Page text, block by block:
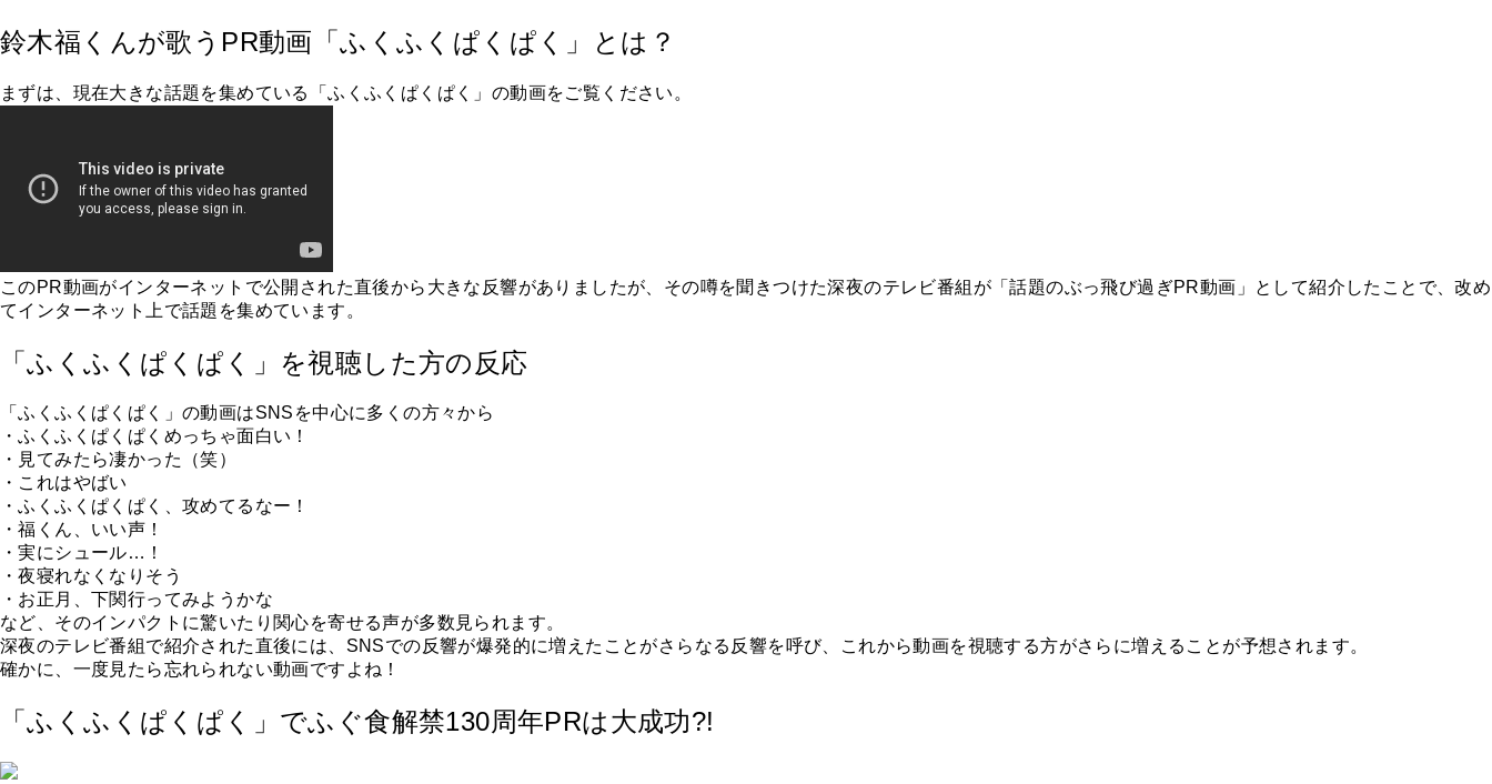
鈴木福くんが歌うPR動画「ふくふくぱくぱく」とは？
まずは、現在大きな話題を集めている「ふくふくぱくぱく」の動画をご覧ください。
このPR動画がインターネットで公開された直後から大きな反響がありましたが、その噂を聞きつけた深夜のテレビ番組が「話題のぶっ飛び過ぎPR動画」として紹介したことで、改め
てインターネット上で話題を集めています。
「ふくふくぱくぱく」を視聴した方の反応
「ふくふくぱくぱく」の動画はSNSを中心に多くの方々から
・ふくふくぱくぱくめっちゃ面白い！
・見てみたら凄かった（笑）
・これはやばい
・ふくふくぱくぱく、攻めてるなー！
・福くん、いい声！
・実にシュール…！
・夜寝れなくなりそう
・お正月、下関行ってみようかな
など、そのインパクトに驚いたり関心を寄せる声が多数見られます。
深夜のテレビ番組で紹介された直後には、SNSでの反響が爆発的に増えたことがさらなる反響を呼び、これから動画を視聴する方がさらに増えることが予想されます。
確かに、一度見たら忘れられない動画ですよね！
「ふくふくぱくぱく」でふぐ食解禁130周年PRは大成功?!